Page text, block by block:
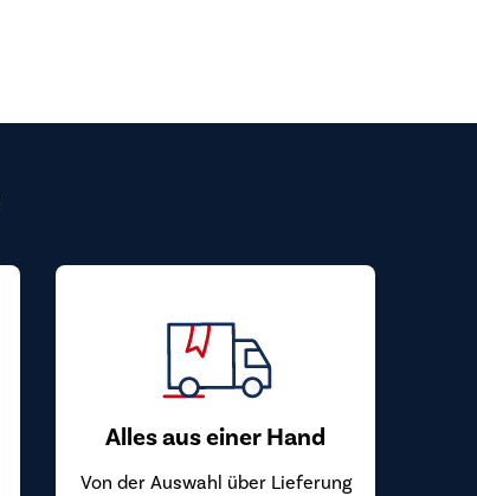
Alles aus einer Hand
Von der Auswahl über Lieferung